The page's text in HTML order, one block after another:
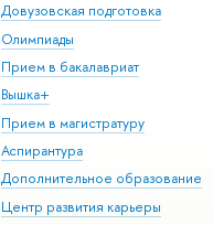
Довузовская подготовка
Олимпиады
Прием в бакалавриат
Вышка+
Прием в магистратуру
Аспирантура
Дополнительное образование
Центр развития карьеры